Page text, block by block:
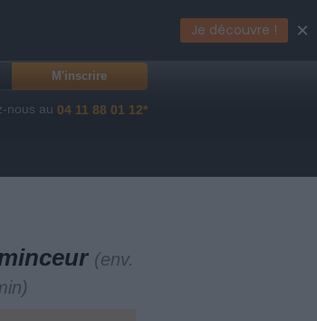
M'inscrire
nous au 04 11 88 01 12*
(env.
Je découvre ! ×